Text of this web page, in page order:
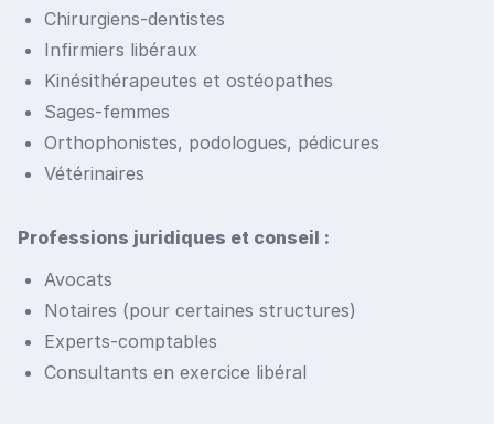
Chirurgiens-dentistes
Infirmiers libéraux
Kinésithérapeutes et ostéopathes
Sages-femmes
Orthophonistes, podologues, pédicures
Vétérinaires
Professions juridiques et conseil :
Avocats
Notaires (pour certaines structures)
Experts-comptables
Consultants en exercice libéral